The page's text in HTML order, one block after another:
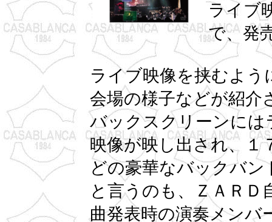
ライブ
で、発
ライブ映像を挟むよ
会場の様子などが紹介
バックスクリーンには
映像が映し出され、１
どの豪華なバックバ
と言うのも、ＺＡＲＤ
曲発表時の演奏メンバ